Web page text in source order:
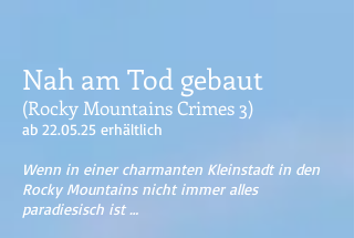
Nah am Tod gebaut
(Rocky Mountains Crimes 3)
ab 22.05.25 erhältlich
Wenn in einer charmanten Kleinstadt in den
Rocky Mountains nicht immer alles
paradiesisch ist …